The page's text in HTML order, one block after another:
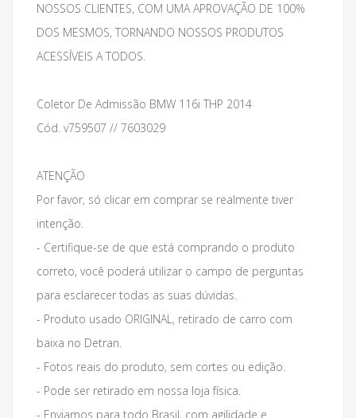
NOSSOS CLIENTES, COM UMA APROVAÇÃO DE 100%
DOS MESMOS, TORNANDO NOSSOS PRODUTOS
ACESSÍVEIS A TODOS.
Coletor De Admissão BMW 116i THP 2014
Cód. v759507 // 7603029
ATENÇÃO
Por favor, só clicar em comprar se realmente tiver
intenção.
- Certifique-se de que está comprando o produto
correto, você poderá utilizar o campo de perguntas
para esclarecer todas as suas dúvidas.
- Produto usado ORIGINAL, retirado de carro com
baixa no Detran.
- Fotos reais do produto, sem cortes ou edição.
- Pode ser retirado em nossa loja física.
- Enviamos para todo Brasil, com agilidade e